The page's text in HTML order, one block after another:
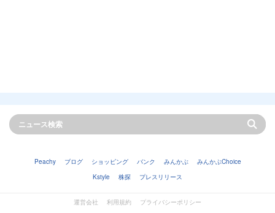
Peachy ブログ ショッピング バンク みんかぶ
みんかぶChoice
Kstyle
株探 プレスリリース
運営会社 利用規約 プライバシーポリシー